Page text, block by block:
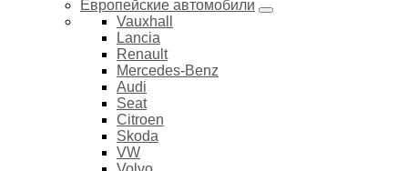
Европейские автомобили
Vauxhall
Lancia
Renault
Mercedes-Benz
Audi
Seat
Citroen
Skoda
VW